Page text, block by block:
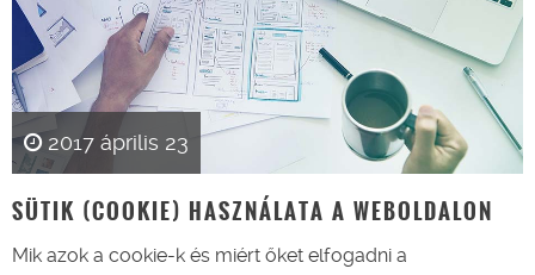
2017 április 23
SÜTIK (COOKIE) HASZNÁLATA A WEBOLDALON
Mik azok a cookie-k és miért őket elfogadni a